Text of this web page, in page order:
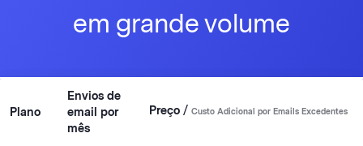
em grande volume
Plano
Envios de
email por
mês
Preço / Custo Adicional por Emails Excedentes